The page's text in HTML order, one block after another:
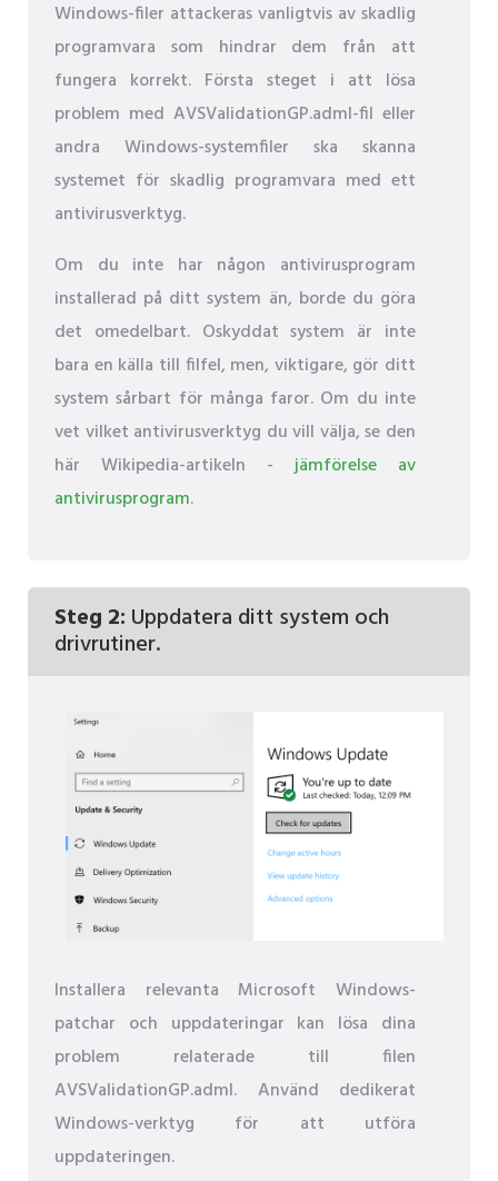
Windows-filer attackeras vanligtvis av skadlig
programvara som hindrar dem från att
fungera korrekt. Första steget i att lösa
problem med AVSValidationGP.adml-fil eller
andra Windows-systemfiler ska skanna
systemet för skadlig programvara med ett
antivirusverktyg.
Om du inte har någon antivirusprogram
installerad på ditt system än, borde du göra
det omedelbart. Oskyddat system är inte
bara en källa till filfel, men, viktigare, gör ditt
system sårbart för många faror. Om du inte
vet vilket antivirusverktyg du vill välja, se den
här Wikipedia-artikeln -jämförelse av
antivirusprogram.
Steg 2: Uppdatera ditt system och
drivrutiner.
Installera relevanta Microsoft Windows-
patchar och uppdateringar kan lösa dina
problem relaterade till filen
AVSValidationGP.adml. Använd dedikerat
Windows-verktyg för att utföra
uppdateringen.